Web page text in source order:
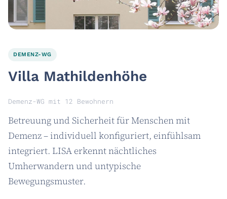
DEMENZ-WG
Villa Mathildenhöhe
Demenz-WG mit 12 Bewohnern
Betreuung und Sicherheit für Menschen mit
Demenz – individuell konfiguriert, einfühlsam
integriert. LISA erkennt nächtliches
Umherwandern und untypische
Bewegungsmuster.